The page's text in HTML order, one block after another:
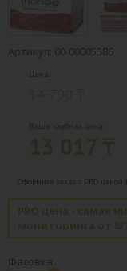
Артикул: 00-00005586
Цена:
Ваша клубная цена:
Оформите заказ с PRO
PRO цена - самая
мониторинга от 8/
Фасовка